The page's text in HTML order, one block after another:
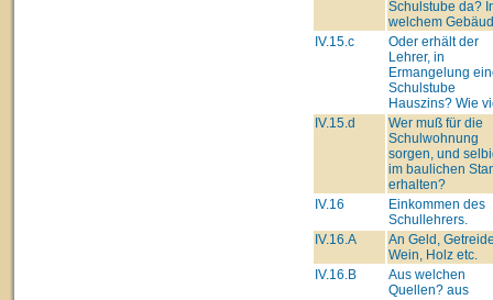
Schulstube da?
welchem
IV.15.c
Oder erhält der
Lehrer, in
Ermangelung
Schulstube
Hauszins? Wie
IV.15.d
Wer muß für die
Schulwohnung
sorgen, und
im baulichen
erhalten?
IV.16
Einkommen des
Schullehrers.
IV.16.A
An Geld,
Wein, Holz etc.
IV.16.B
Aus welchen
Quellen? aus